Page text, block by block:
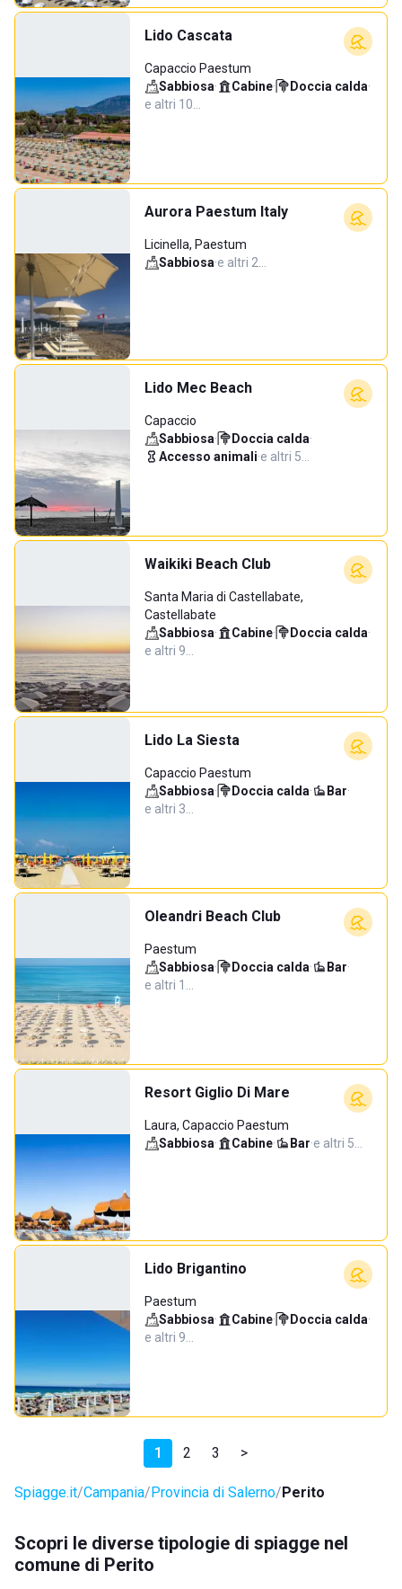
Lido Cascata
Capaccio Paestum
Sabbiosa· Cabine· Doccia calda·
e altri 10…
Aurora Paestum Italy
Licinella, Paestum
Sabbiosa·e altri 2…
Lido Mec Beach
Capaccio
Sabbiosa· Doccia calda·
Accesso animali·e altri 5…
Waikiki Beach Club
Santa Maria di Castellabate,
Castellabate
Sabbiosa· Cabine· Doccia calda·
e altri 9…
Lido La Siesta
Capaccio Paestum
Sabbiosa· Doccia calda· Bar·
e altri 3…
Oleandri Beach Club
Paestum
Sabbiosa· Doccia calda· Bar·
e altri 1…
Resort Giglio Di Mare
Laura, Capaccio Paestum
Sabbiosa· Cabine· Bar·e altri 5…
Lido Brigantino
Paestum
Sabbiosa· Cabine· Doccia calda·
e altri 9…
1 2 3 >
Spiagge.it Campania Provincia di Salerno Perito
Scopri le diverse tipologie di spiagge nel
comune di Perito